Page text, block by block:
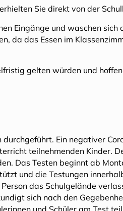
Sie direkt von der
Eingänge und waschen
da das Essen im
gelten würden und
Ein negativer
teilnehmenden Kinder.
Das Testen beginnt ab
und die Testungen
das Schulgelände
sich nach den
und Schüler am Test